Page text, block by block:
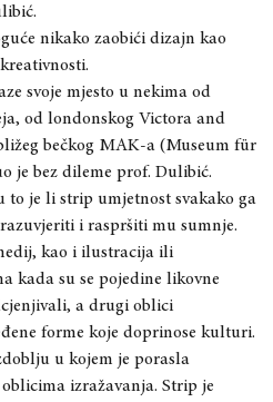
nikako zaobići dizajn kao
svoje mjesto u nekima od
od londonskog Victora and
bečkog MAK-a (Museum für
je bez dileme prof. Dulibić.
to je li strip umjetnost svakako ga
i raspršiti mu sumnje.
kao i ilustracija ili
kada su se pojedine likovne
a drugi oblici
forme koje doprinose kulturi.
u kojem je porasla
izražavanja. Strip je